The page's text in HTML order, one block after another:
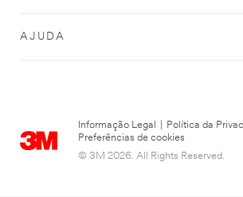
AJUDA
Informação Legal Política da
Preferências de cookies
© 3M 2026. All Rights Reserved.